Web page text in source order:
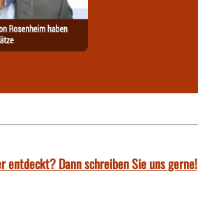
entdeckt? Dann schreiben Sie uns gerne!